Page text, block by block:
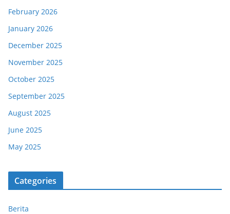
February 2026
January 2026
December 2025
November 2025
October 2025
September 2025
August 2025
June 2025
May 2025
Categories
Berita